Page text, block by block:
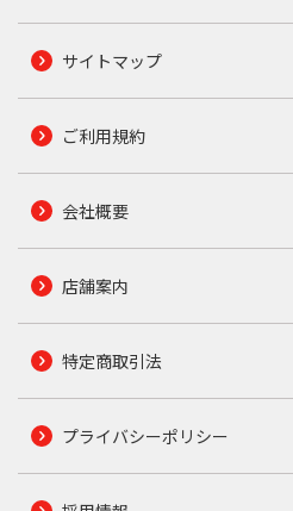
サイトマップ
ご利用規約
会社概要
店舗案内
特定商取引法
プライバシーポリシー